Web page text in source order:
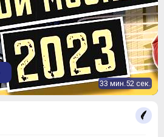
33 мин.52 сек.